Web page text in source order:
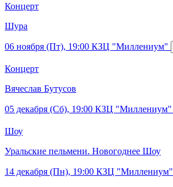
Концерт
Шура
06 ноября (Пт), 19:00 КЗЦ "Миллениум"
Концерт
Вячеслав Бутусов
05 декабря (Сб), 19:00 КЗЦ "Миллениум"
Шоу
Уральские пельмени. Новогоднее Шоу
14 декабря (Пн), 19:00 КЗЦ "Миллениум"